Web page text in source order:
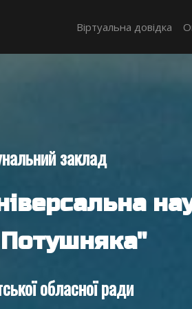
Віртуальна довідка
заклад
обласної ради